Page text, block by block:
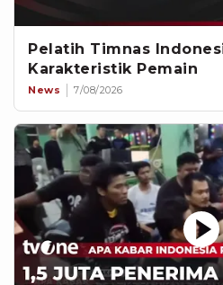
Pelatih Timnas
Karakteristik Pemain
News 7/08/2026